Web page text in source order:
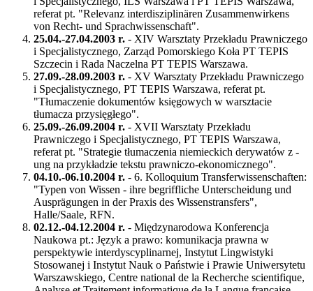
referat pt. "Relevanz interdisziplinären Zusammenwirkens
von Recht- und Sprachwissenschaft".
25.04.-27.04.2003 r. - XIV Warsztaty Przekładu Prawniczego
i Specjalistycznego, Zarząd Pomorskiego Koła PT TEPIS
Szczecin i Rada Naczelna PT TEPIS Warszawa.
27.09.-28.09.2003 r. - XV Warsztaty Przekładu Prawniczego
i Specjalistycznego, PT TEPIS Warszawa, referat pt.
"Tłumaczenie dokumentów księgowych w warsztacie
tłumacza przysięgłego".
25.09.-26.09.2004 r. - XVII Warsztaty Przekładu
Prawniczego i Specjalistycznego, PT TEPIS Warszawa,
referat pt. "Strategie tłumaczenia niemieckich derywatów z -
ung na przykładzie tekstu prawniczo-ekonomicznego".
04.10.-06.10.2004 r. - 6. Kolloquium Transferwissenschaften:
"Typen von Wissen - ihre begriffliche Unterscheidung und
Ausprägungen in der Praxis des Wissenstransfers",
Halle/Saale, RFN.
02.12.-04.12.2004 r. - Międzynarodowa Konferencja
Naukowa pt.: Język a prawo: komunikacja prawna w
perspektywie interdyscyplinarnej, Instytut Lingwistyki
Stosowanej i Instytut Nauk o Państwie i Prawie Uniwersytetu
Warszawskiego, Centre national de la Recherche scientifique,